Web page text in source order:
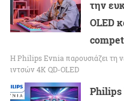
την
OLED
Η Philips Evnia παρουσιάζει τη
ιντσών 4K QD-OLED
Philips